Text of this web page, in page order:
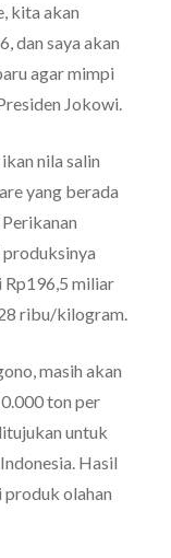
kita akan
dan saya akan
agar mimpi
Jokowi.
nila salin
yang berada
Rp196,5 miliar
ribu/kilogram.
masih akan
ton per
untuk
Hasil
produk olahan